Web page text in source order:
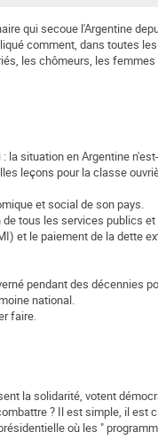
qui secoue l'Argentine
comment, dans toutes
les chômeurs, les
situation en Argentine
leçons pour la classe
et social de son pays.
tous les services publics
et le paiement de la dette
pendant des décennies
national.
faire.
la solidarité, votent
? Il est simple, il est
où les "